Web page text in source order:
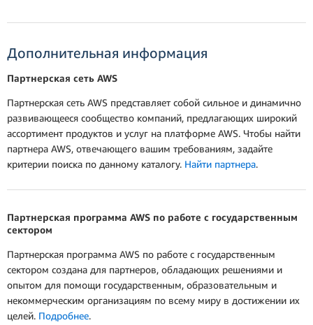
Дополнительная информация
Партнерская сеть AWS
Партнерская сеть AWS представляет собой сильное и динамично
развивающееся сообщество компаний, предлагающих широкий
ассортимент продуктов и услуг на платформе AWS. Чтобы найти
партнера AWS, отвечающего вашим требованиям, задайте
критерии поиска по данному каталогу. Найти партнера.
Партнерская программа AWS по работе с государственным
сектором
Партнерская программа AWS по работе с государственным
сектором создана для партнеров, обладающих решениями и
опытом для помощи государственным, образовательным и
некоммерческим организациям по всему миру в достижении их
целей. Подробнее.